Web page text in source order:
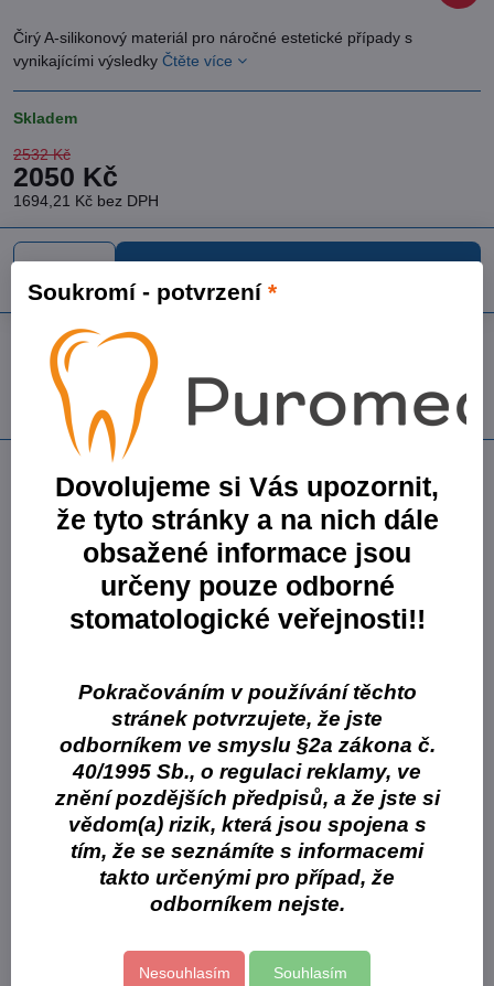
Čirý A-silikonový materiál pro náročné estetické případy s
vynikajícími výsledky Čtěte více
Skladem
2532 Kč
2050 Kč
1694,21 Kč bez DPH
Přidat k Oblíbeným
Skladové číslo:
GCE012792
Výrobce:
GC Corporation
Čirý silikonový (vinyl polysiloxan) materiál vhodný pro náročné
estetické případy s vynikajícími výsledky
Vysoká úroveň transparence zajišťuje skvělou možnost vizuální
kontroly a viditelnost detailů
Bezkonkurenční průsvitnost umožňuje velmi efektivní
polymeraci přes silikon
světelná polymerace
Dočasné korunky a můstky – efektivní polymerace světlem
duálně tuhnoucího materiálu jako TEMPSMART™ DC
Vrstvení kompozitu – snadná polymerace palatinálně
Registraci skusu
Umístění vláken nebo zámků – snadné přemístění z modelu do
Balení: 2 x 51 g (48 ml) kartuše, 6 x univerzální míchací koncovky
Spotřební materiál
Soukromí - potvrzení *
Dovolujeme si Vás upozornit,
že tyto stránky a na nich dále
obsažené informace jsou
určeny pouze odborné
stomatologické veřejnosti!!
Pokračováním v používání těchto
stránek potvrzujete, že jste
odborníkem ve smyslu §2a zákona č.
40/1995 Sb., o regulaci reklamy, ve
znění pozdějších předpisů, a že jste si
vědom(a) rizik, která jsou spojena s
tím, že se seznámíte s informacemi
takto určenými pro případ, že
odborníkem nejste.
Nesouhlasím Souhlasím